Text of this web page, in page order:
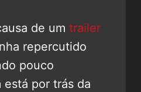
de um trailer
repercutido
pouco
por trás da